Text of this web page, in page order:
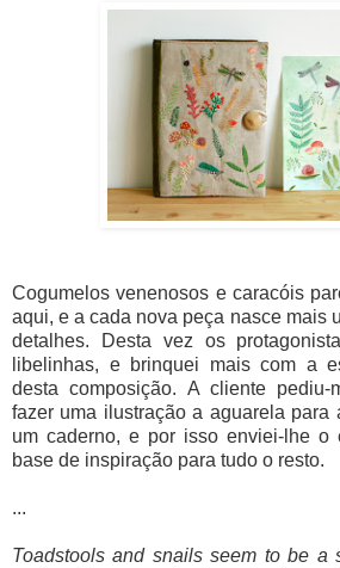
Cogumelos venenosos e caracóis
aqui, e a cada nova peça nasce mais
detalhes. Desta vez os
libelinhas, e brinquei mais com a
desta composição. A cliente
fazer uma ilustração a aguarela para
um caderno, e por isso enviei-lhe o
base de inspiração para tudo o resto.
...
Toadstools and snails seem to be a